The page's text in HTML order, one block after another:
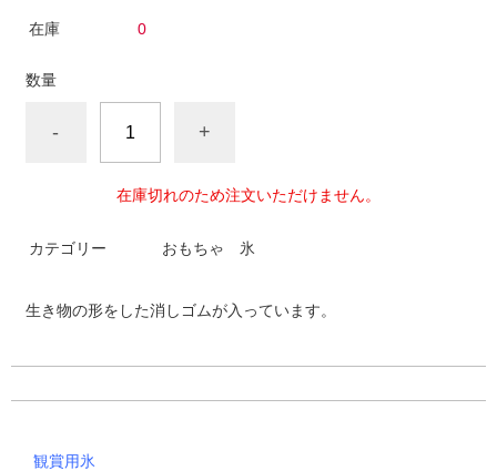
在庫 0
数量
- +
在庫切れのため注文いただけません。
カテゴリー おもちゃ 氷
生き物の形をした消しゴムが入っています。
観賞用氷